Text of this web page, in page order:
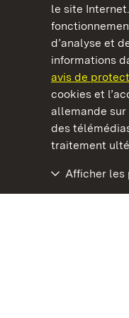
le site
d’analyse et
informations
avis de
cookies et
allemande
des
traitement
Afficher les
Châteaux
Staatliche